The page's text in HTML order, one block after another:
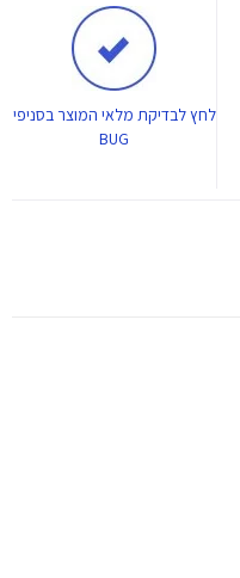
לחץלבדיקת מלאי המוצר בסניפי
BUG